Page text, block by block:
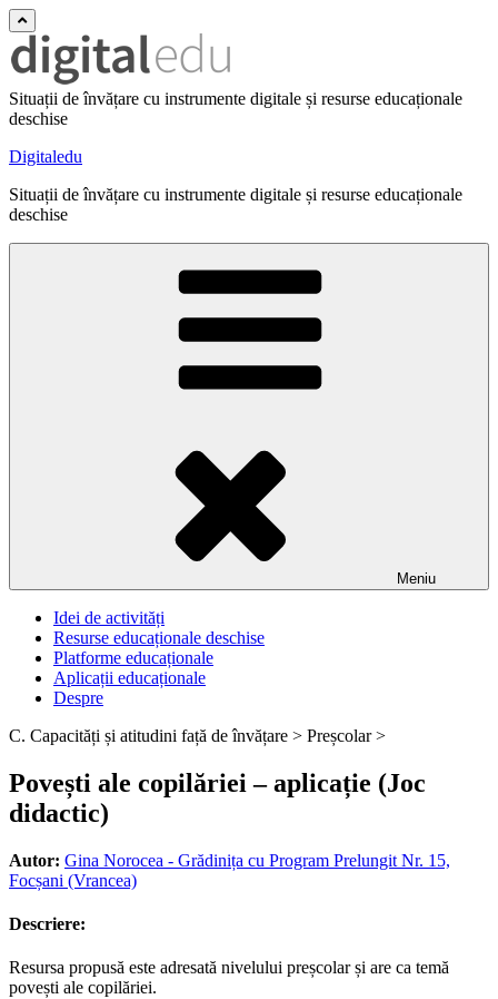
Situații de învățare cu instrumente digitale și resurse educaționale
deschise
Digitaledu
Situații de învățare cu instrumente digitale și resurse educaționale
deschise
Meniu
Idei de activități
Resurse educaționale deschise
Platforme educaționale
Aplicații educaționale
Despre
C. Capacități și atitudini față de învățare > Preșcolar >
Povești ale copilăriei – aplicație (Joc
didactic)
Autor: Gina Norocea - Grădinița cu Program Prelungit Nr. 15,
Focșani (Vrancea)
Descriere:
Resursa propusă este adresată nivelului preșcolar și are ca temă
povești ale copilăriei.